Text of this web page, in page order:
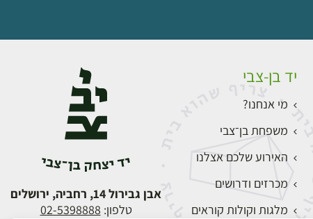
יד בן-צבי
מי אנחנו?
משפחת בן־צבי
האירוע שלכם אצלנו
מכרזים ודרושים
מלגות וקולות קוראים
אבן גבירול 14, רחביה, ירושלים
טלפון: 02-5398888